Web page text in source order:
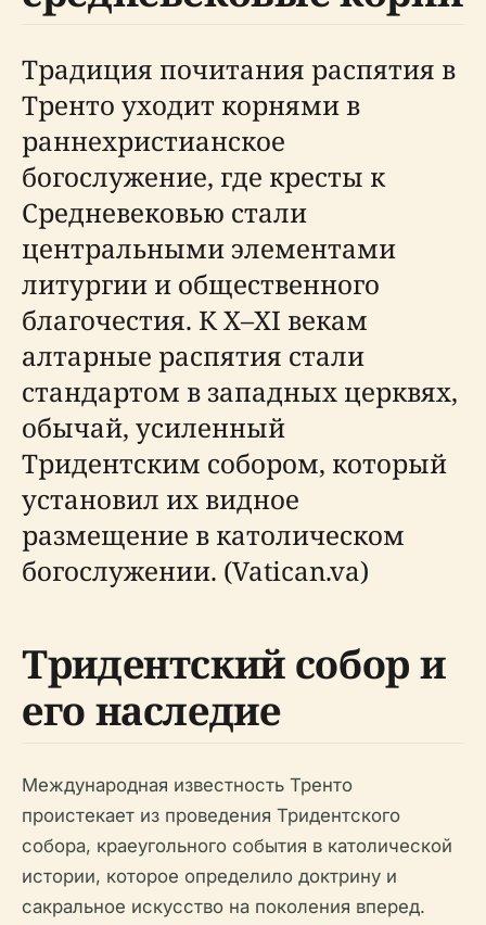
Традиция почитания распятия в
Тренто уходит корнями в
раннехристианское
богослужение, где кресты к
Средневековью стали
центральными элементами
литургии и общественного
благочестия. К X–XI векам
алтарные распятия стали
стандартом в западных церквях,
обычай, усиленный
Тридентским собором, который
установил их видное
размещение в католическом
богослужении. (Vatican.va)
Тридентский собор и
его наследие
Международная известность Тренто
проистекает из проведения Тридентского
собора, краеугольного события в католической
истории, которое определило доктрину и
сакральное искусство на поколения вперед.